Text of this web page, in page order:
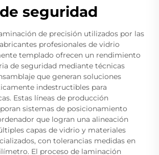
seguridad
de precisión utilizados por las
profesionales de vidrio
templado ofrecen un rendimiento
de seguridad mediante técnicas
que generan soluciones
indestructibles para
Estas líneas de producción
sistemas de posicionamiento
que logran una alineación
capas de vidrio y materiales
con tolerancias medidas en
El proceso de laminación